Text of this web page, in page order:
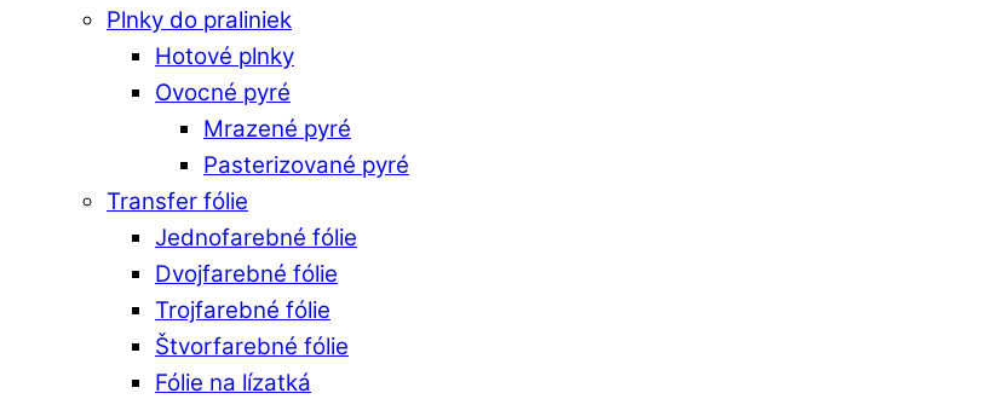
Plnky do praliniek
Hotové plnky
Ovocné pyré
Mrazené pyré
Pasterizované pyré
Transfer fólie
Jednofarebné fólie
Dvojfarebné fólie
Trojfarebné fólie
Štvorfarebné fólie
Fólie na lízatká